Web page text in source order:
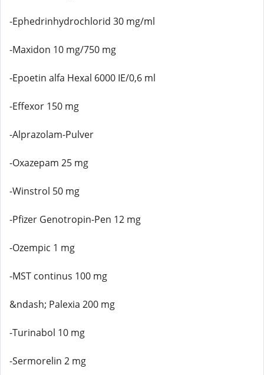
-Ephedrinhydrochlorid 30 mg/ml
-Maxidon 10 mg/750 mg
-Epoetin alfa Hexal 6000 IE/0,6 ml
-Effexor 150 mg
-Alprazolam-Pulver
-Oxazepam 25 mg
-Winstrol 50 mg
-Pfizer Genotropin-Pen 12 mg
-Ozempic 1 mg
-MST continus 100 mg
&ndash; Palexia 200 mg
-Turinabol 10 mg
-Sermorelin 2 mg